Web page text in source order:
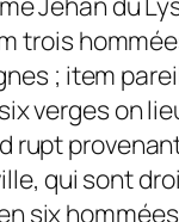
trois
; item
verges on
qui sont
six